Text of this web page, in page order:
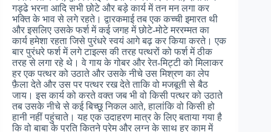
गड्ढे भरना आदि सभी छोटे और बड़े कार्य में तन मन लगा कर
भक्ति के भाव से लगे रहते। द्वारकमाई तब एक कच्ची इमारत थी
और इसलिए उसके फर्श में कई जगह में छोटे-मोटे मररम्मत का
कार्य हमेशा रहता जिसे पुरंधरे स्वयं आगे बढ़ कर किया करते। एक
बार पुरंधरे फर्श में लगे टाइल्स की तरह पत्थरों को फर्श में ठीक
तरह से लगा रहे थे। वे गाय के गोबर और रेत-मिट्टी को मिलाकर
हर एक पत्थर को उठाते और उसके नीचे उस मिश्रण का लेप
फ़ैला देते और उस पर पत्थर रख देते ताकि वो मजबूती से बैठ
जाय। इस कार्य को करते वक्त जब भी वो किसी पत्थर को उठाते
तब उसके नीचे से कई बिच्छू निकल आते, हालांकि वो किसी हो
हानी नहीं पहुंचाते। यह एक उदाहरण मात्र के लिए बताया गया है
कि वो बाबा के प्रति कितने प्रेम और लग्न के साथ हर काम में